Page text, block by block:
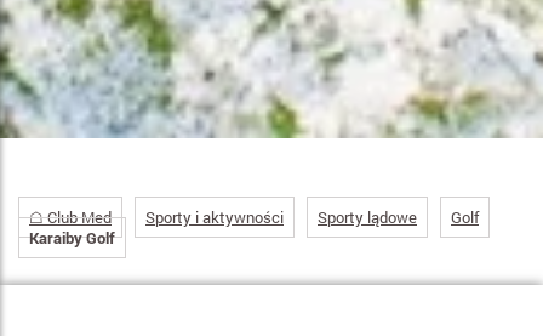
☖ Club Med Sporty i aktywności Sporty lądowe
Golf
Karaiby Golf